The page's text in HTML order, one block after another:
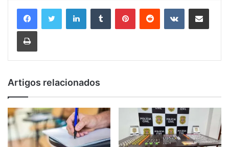
LinkedinTumblr PinterestReddit VK Compartilhar via e-mail
Imprimir
Artigos relacionados